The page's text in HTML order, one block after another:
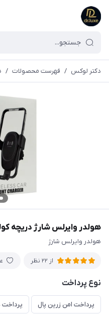
دکتر لوکس / فهرست محصولات /
هولدر وایرلس شارژ دریچه
هولدر وایرلس شارژ
از 22 نظر
نوع پرداخت
پرداخت امن زرین پال